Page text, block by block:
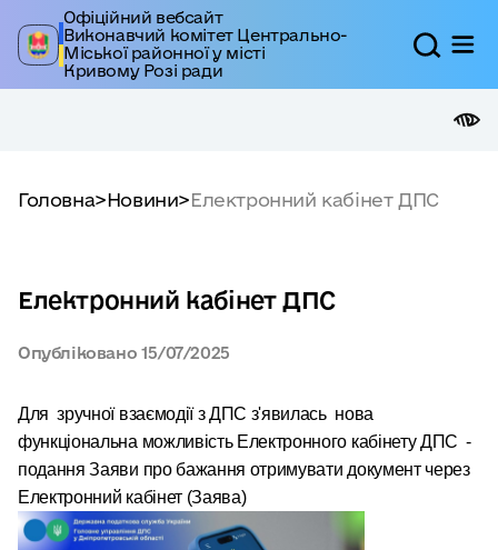
Офіційний вебсайт
Виконавчий комітет Центрально-
Міської районної у місті
Кривому Розі ради
Головна>Новини>Електронний кабінет ДПС
Електронний кабінет ДПС
Опубліковано 15/07/2025
Для зручної взаємодії з ДПС з'явилась нова
функціональна можливість Електронного кабінету ДПС -
подання Заяви про бажання отримувати документ через
Електронний кабінет (Заява)